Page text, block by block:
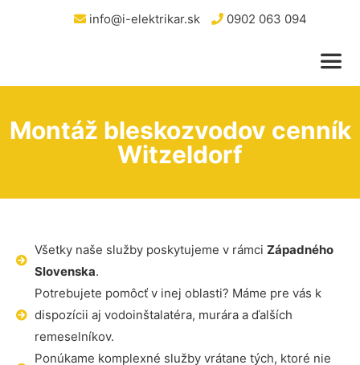
info@i-elektrikar.sk 0902 063 094
Montáž bleskozvodov cenník
Witzeldorf
Všetky naše služby poskytujeme v rámci Západného
Slovenska.
Potrebujete pomôcť v inej oblasti? Máme pre vás k
dispozícii aj vodoinštalatéra, murára a ďalších
remeselníkov.
Ponúkame komplexné služby vrátane tých, ktoré nie